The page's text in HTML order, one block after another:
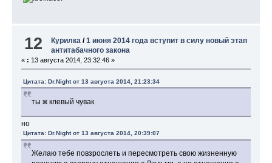
12 Курилка /1 июня 2014 года вступит в силу новый этап
антитабачного закона
« : 13 августа 2014, 23:32:46 »
Цитата: Dr.Night от 13 августа 2014, 21:23:34
ты ж клевый чувак
но
Цитата: Dr.Night от 13 августа 2014, 20:39:07
Желаю тебе повзрослеть и пересмотреть свою жизненную